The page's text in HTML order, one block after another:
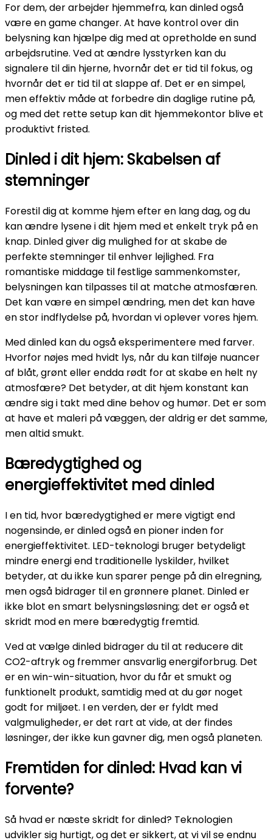
For dem, der arbejder hjemmefra, kan dinled også
være en game changer. At have kontrol over din
belysning kan hjælpe dig med at opretholde en sund
arbejdsrutine. Ved at ændre lysstyrken kan du
signalere til din hjerne, hvornår det er tid til fokus, og
hvornår det er tid til at slappe af. Det er en simpel,
men effektiv måde at forbedre din daglige rutine på,
og med det rette setup kan dit hjemmekontor blive et
produktivt fristed.
Dinled i dit hjem: Skabelsen af
stemninger
Forestil dig at komme hjem efter en lang dag, og du
kan ændre lysene i dit hjem med et enkelt tryk på en
knap. Dinled giver dig mulighed for at skabe de
perfekte stemninger til enhver lejlighed. Fra
romantiske middage til festlige sammenkomster,
belysningen kan tilpasses til at matche atmosfæren.
Det kan være en simpel ændring, men det kan have
en stor indflydelse på, hvordan vi oplever vores hjem.
Med dinled kan du også eksperimentere med farver.
Hvorfor nøjes med hvidt lys, når du kan tilføje nuancer
af blåt, grønt eller endda rødt for at skabe en helt ny
atmosfære? Det betyder, at dit hjem konstant kan
ændre sig i takt med dine behov og humør. Det er som
at have et maleri på væggen, der aldrig er det samme,
men altid smukt.
Bæredygtighed og
energieffektivitet med dinled
I en tid, hvor bæredygtighed er mere vigtigt end
nogensinde, er dinled også en pioner inden for
energieffektivitet. LED-teknologi bruger betydeligt
mindre energi end traditionelle lyskilder, hvilket
betyder, at du ikke kun sparer penge på din elregning,
men også bidrager til en grønnere planet. Dinled er
ikke blot en smart belysningsløsning; det er også et
skridt mod en mere bæredygtig fremtid.
Ved at vælge dinled bidrager du til at reducere dit
CO2-aftryk og fremmer ansvarlig energiforbrug. Det
er en win-win-situation, hvor du får et smukt og
funktionelt produkt, samtidig med at du gør noget
godt for miljøet. I en verden, der er fyldt med
valgmuligheder, er det rart at vide, at der findes
løsninger, der ikke kun gavner dig, men også planeten.
Fremtiden for dinled: Hvad kan vi
forvente?
Så hvad er næste skridt for dinled? Teknologien
udvikler sig hurtigt, og det er sikkert, at vi vil se endnu